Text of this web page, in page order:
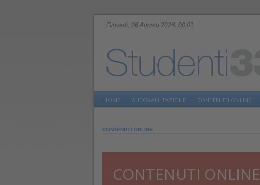
Giovedì, 06 Agosto 2026, 00:01
HOME AUTOVALUTAZIONE CONTENUTI ONLINE
CONTENUTI ONLINE
CONTENUTI ONLINE